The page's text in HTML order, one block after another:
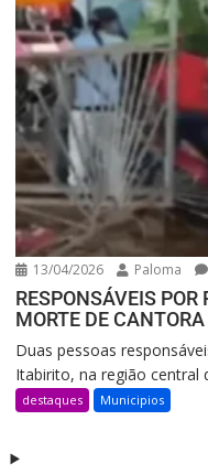
13/04/2026 Paloma
RESPONSÁVEIS POR
MORTE DE
Duas pessoas
Itabirito, na região central
destaques Municipios